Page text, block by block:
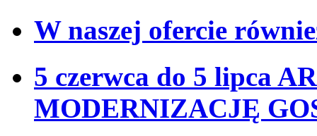
W naszej ofercie
5 czerwca do 5 lipca
MODERNIZACJĘ